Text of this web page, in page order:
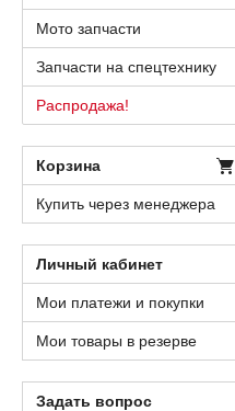
Мото запчасти
Запчасти на спецтехнику
Распродажа!
Корзина
Купить через менеджера
Личный кабинет
Мои платежи и покупки
Мои товары в резерве
Задать вопрос